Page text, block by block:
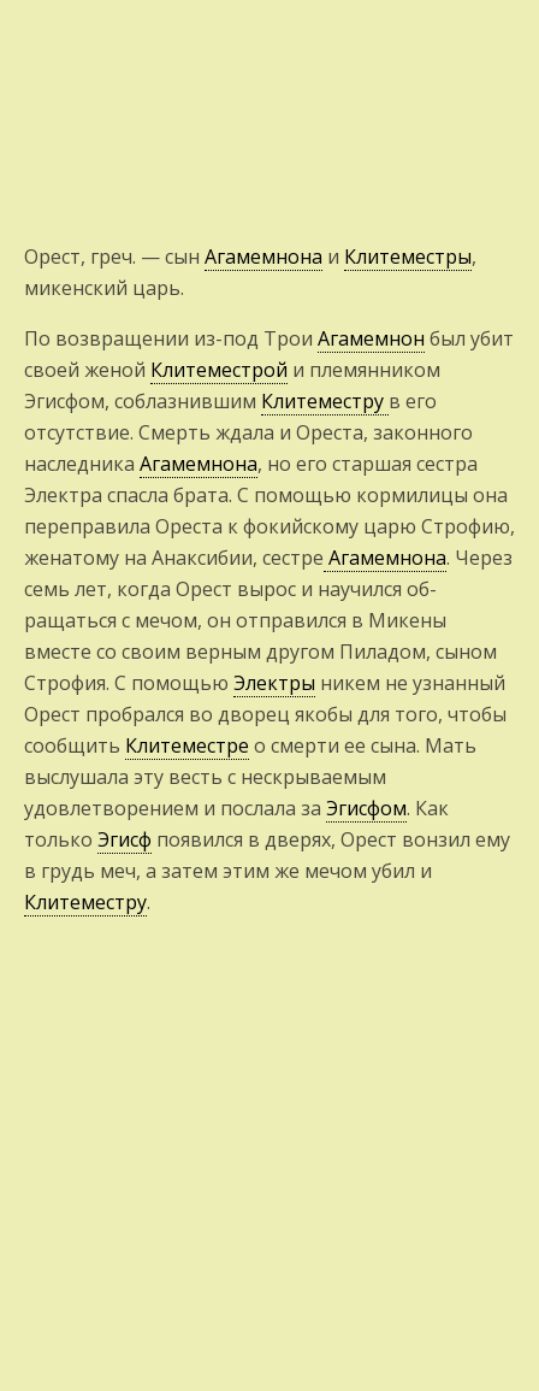
Орест, греч. — сын Агамемнона и Клитеместры,
микенский царь.
По возвращении из-под Трои Агамемнон был убит
своей женой Клитеместрой и пле­мянником
Эгисфом, соблазнившим Клитеместру в его
отсутствие. Смерть ждала и Ореста, законного
наследника Агамемнона, но его старшая сестра
Электра спасла брата. С помощью кормилицы она
переправила Ореста к фокийскому царю Строфию,
женатому на Анаксибии, сестре Агамемнона. Через
семь лет, когда Орест вырос и научился об­
ращаться с мечом, он отправился в Микены
вместе со своим верным другом Пиладом, сыном
Строфия. С помощью Электры ни­кем не узнанный
Орест пробрался во дворец якобы для того, чтобы
сообщить Клитеместре о смерти ее сына. Мать
выслушала эту весть с нескрываемым
удовлетворением и послала за Эгисфом. Как
только Эгисф появился в дверях, Орест вонзил ему
в грудь меч, а затем этим же мечом убил и
Клитеместру.